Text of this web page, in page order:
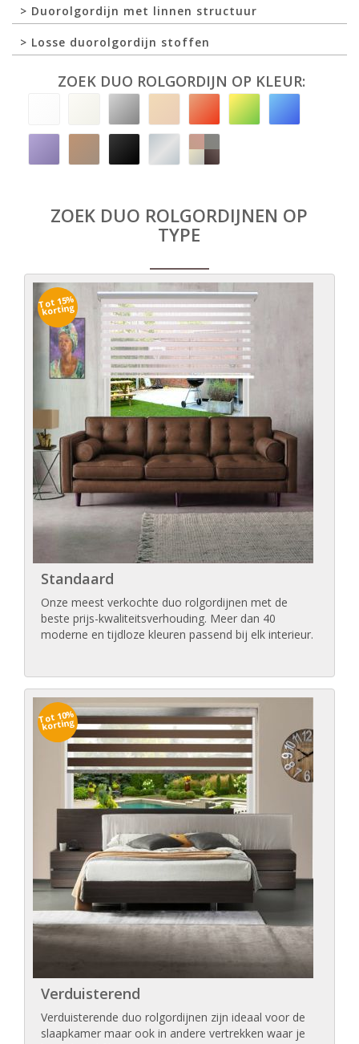
Duorolgordijn met linnen structuur
Losse duorolgordijn stoffen
ZOEK DUO ROLGORDIJN OP KLEUR:
ZOEK DUO ROLGORDIJNEN OP
TYPE
Tot 15%
korting
Standaard
Onze meest verkochte duo rolgordijnen met de
beste prijs-kwaliteitsverhouding. Meer dan 40
moderne en tijdloze kleuren passend bij elk interieur.
Tot 10%
korting
Verduisterend
Verduisterende duo rolgordijnen zijn ideaal voor de
slaapkamer maar ook in andere vertrekken waar je